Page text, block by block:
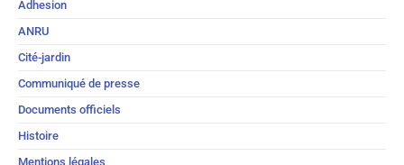
Adhesion
ANRU
Cité-jardin
Communiqué de presse
Documents officiels
Histoire
Mentions légales